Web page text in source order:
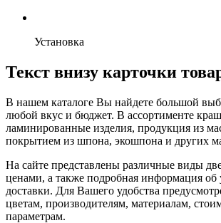
Установка
Текст внизу карточки
В нашем каталоге Вы найдете большой
любой вкус и бюджет. В ассортименте
ламинированные изделия, продукция из
покрытием из шпона, экошпона и других
На сайте представлены различные виды
ценами, а также подробная информация об
доставки. Для Вашего удобства
цветам, производителям, материалам,
параметрам.